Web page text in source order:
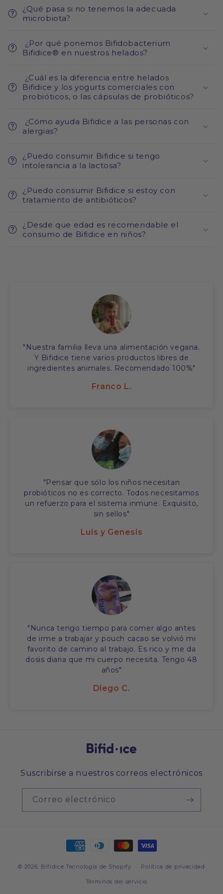
¿Qué pasa si no tenemos la adecuada
microbiota?
¿Por qué ponemos Bifidobacterium
Bifidice® en nuestros helados?
¿Cuál es la diferencia entre helados
Bifidice y los yogurts comerciales con
probióticos, o las cápsulas de probióticos?
¿Cómo ayuda Bifidice a las personas con
alergias?
¿Puedo consumir Bifidice si tengo
intolerancia a la lactosa?
¿Puedo consumir Bifidice si estoy con
tratamiento de antibióticos?
¿Desde que edad es recomendable el
consumo de Bifidice en niños?
"Nuestra familia lleva una alimentación vegana.
Y Bifidice tiene varios productos libres de
ingredientes animales. Recomendado 100%"
Franco L.
"Pensar que sólo los niños necesitan
probióticos no es correcto. Todos necesitamos
un refuerzo para el sistema inmune. Exquisito,
sin sellos"
Luis y Genesis
"Nunca tengo tiempo para comer algo antes
de irme a trabajar y pouch cacao se volvió mi
favorito de camino al trabajo. Es rico y me da
dosis diaria que mi cuerpo necesita. Tengo 48
años"
Diego C.
Suscribirse a nuestros correos electrónicos
Correo electrónico
Formas
de
pago
© 2026, Bifidice Tecnología de Shopify Política de privacidad
Términos del servicio